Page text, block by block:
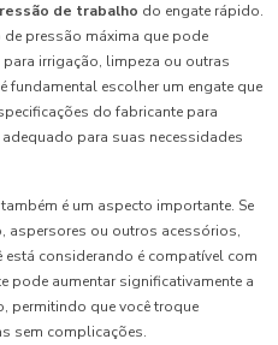
de trabalho do engate rápido.
pressão máxima que pode
irrigação, limpeza ou outras
fundamental escolher um engate que
do fabricante para
para suas necessidades
também é um aspecto importante. Se
aspersores ou outros acessórios,
está considerando é compatível com
pode aumentar significativamente a
permitindo que você troque
sem complicações.